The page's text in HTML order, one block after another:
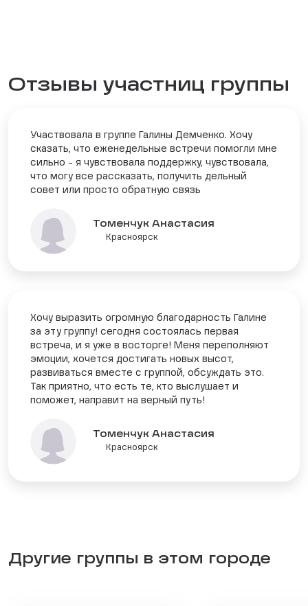
Отзывы участниц группы
Участвовала в группе Галины Демченко. Хочу
сказать, что еженедельные встречи помогли мне
сильно - я чувствовала поддержку, чувствовала,
что могу все рассказать, получить дельный
совет или просто обратную связь
Томенчук Анастасия
Красноярск
Хочу выразить огромную благодарность Галине
за эту группу! сегодня состоялась первая
встреча, и я уже в восторге! Меня переполняют
эмоции, хочется достигать новых высот,
развиваться вместе с группой, обсуждать это.
Так приятно, что есть те, кто выслушает и
поможет, направит на верный путь!
Томенчук Анастасия
Красноярск
Другие группы в этом городе